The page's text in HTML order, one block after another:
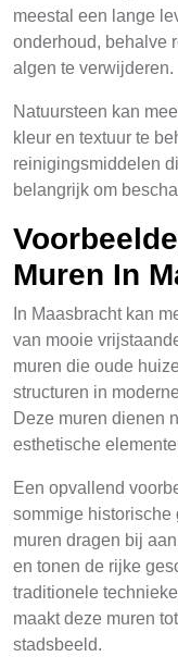
meestal een lange
onderhoud, behalve
algen te verwijderen.
Natuursteen kan
kleur en textuur te
reinigingsmiddelen
belangrijk om
Muren In
In Maasbracht kan
van mooie
muren die oude
structuren in
Deze muren dienen
esthetische
Een opvallend
sommige historische
muren dragen bij
en tonen de rijke
traditionele
maakt deze muren
stadsbeeld.